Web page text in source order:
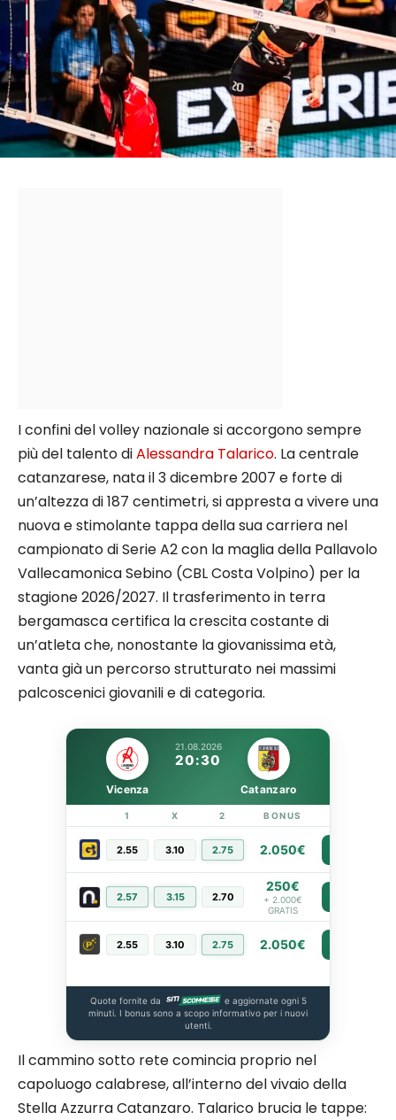
I confini del volley nazionale si accorgono sempre
più del talento diAlessandra Talarico. La centrale
catanzarese, nata il 3 dicembre 2007 e forte di
un’altezza di 187 centimetri, si appresta a vivere una
nuova e stimolante tappa della sua carriera nel
campionato di Serie A2 con la maglia della Pallavolo
Vallecamonica Sebino (CBL Costa Volpino) per la
stagione 2026/2027. Il trasferimento in terra
bergamasca certifica la crescita costante di
un’atleta che, nonostante la giovanissima età,
vanta già un percorso strutturato nei massimi
palcoscenici giovanili e di categoria.
21.08.2026
20:30
Vicenza Catanzaro
1 X 2 BONUS
2.55 3.10 2.75 2.050€
2.57 3.15 2.70
250€
+ 2.000€
GRATIS
2.55 3.10 2.75 2.050€
Quote fornite da
e aggiornate ogni 5
minuti. I bonus sono a scopo informativo per i nuovi
utenti.
Il cammino sotto rete comincia proprio nel
capoluogo calabrese, all’interno del vivaio della
Stella Azzurra Catanzaro. Talarico brucia le tappe: